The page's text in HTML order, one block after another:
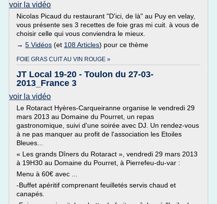
voir la vidéo
Nicolas Picaud du restaurant "D'ici, de là" au Puy en velay,
vous présente ses 3 recettes de foie gras mi cuit. à vous de
choisir celle qui vous conviendra le mieux.
→ 5 Vidéos (et 108 Articles) pour ce thème
FOIE GRAS CUIT AU VIN ROUGE »
JT Local 19-20 - Toulon du 27-03-
2013_France 3
voir la vidéo
Le Rotaract Hyères-Carqueiranne organise le vendredi 29
mars 2013 au Domaine du Pourret, un repas
gastronomique, suivi d'une soirée avec DJ. Un rendez-vous
à ne pas manquer au profit de l'association les Etoiles
Bleues...
« Les grands Dîners du Rotaract », vendredi 29 mars 2013
à 19H30 au Domaine du Pourret, à Pierrefeu-du-var :
Menu à 60€ avec ...
-Buffet apéritif comprenant feuilletés servis chaud et
canapés.